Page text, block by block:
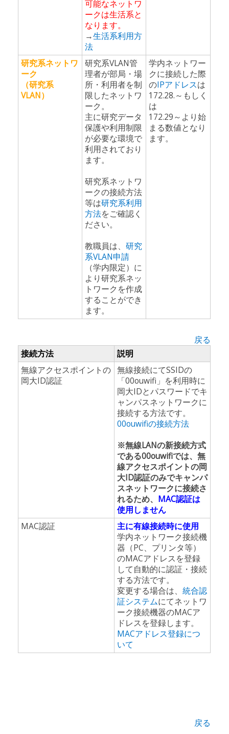
可能なネットワ
ークは生活系と
なります。
→生活系利用方
法
研究系ネットワ
ーク
（研究系
VLAN）
研究系VLAN管
理者が部局・場
所・利用者を制
限したネットワ
ーク。
主に研究データ
保護や利用制限
が必要な環境で
利用されており
ます。
研究系ネットワ
ークの接続方法
等は研究系利用
方法をご確認く
ださい。
教職員は、 研究
系VLAN申請
（学内限定）に
より研究系ネッ
トワークを作成
することができ
ます。
学内ネットワー
クに接続した際
のIPアドレスは
172.28.～もしく
は
172.29～より始
まる数値となり
ます。
戻る
接続方法
説明
無線アクセスポイントの
岡大ID認証
無線接続にてSSIDの
「00ouwifi」を利用時に
岡大IDとパスワードでキ
ャンパスネットワークに
接続する方法です。
00ouwifiの接続方法
※無線LANの新接続方式
である00ouwifiでは、無
線アクセスポイントの岡
大ID認証のみでキャンパ
スネットワークに接続さ
れるため、 MAC認証は
使用しません
MAC認証
主に有線接続時に使用
学内ネットワーク接続機
器（PC、プリンタ等）
のMACアドレスを登録
して自動的に認証・接続
する方法です。
変更する場合は、 統合認
証システムにてネットワ
ーク接続機器のMACア
ドレスを登録します。
MACアドレス登録につ
いて
戻る